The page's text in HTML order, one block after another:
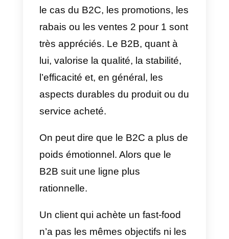
comme vous ou moi. Par
exemple, Burger King, KFC,
Farmatodo, etc.
b) Les entreprises proposant
des services numériques:
ou Disney Plus.
c) Chaînes de produits divers:
ou Costco.